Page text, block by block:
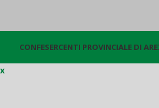
CONFESERCENTI PROVINCIALE DI
x